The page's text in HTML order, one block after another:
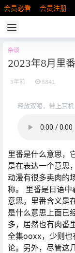
会员必看 会员注册
杂谈
2023年8月里
3年前 5841
释放双眼，带上耳机
里番是什么意思，
是在表达一个意思
动漫有很多卖肉的
称。 里番是日语中
意思。里番含义是
是什么意思上面已
多，居然也有肉番
全集ooxx，少则也
论。另外，尽管这